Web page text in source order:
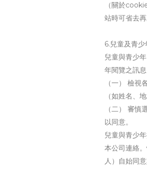
（關於
站時可省去
6.兒童及青少
兒童與青少
年閱覽之訊
（一） 檢
（如姓名、
（二） 審
以同意。
兒童與青少
本公司連絡
人）自始同